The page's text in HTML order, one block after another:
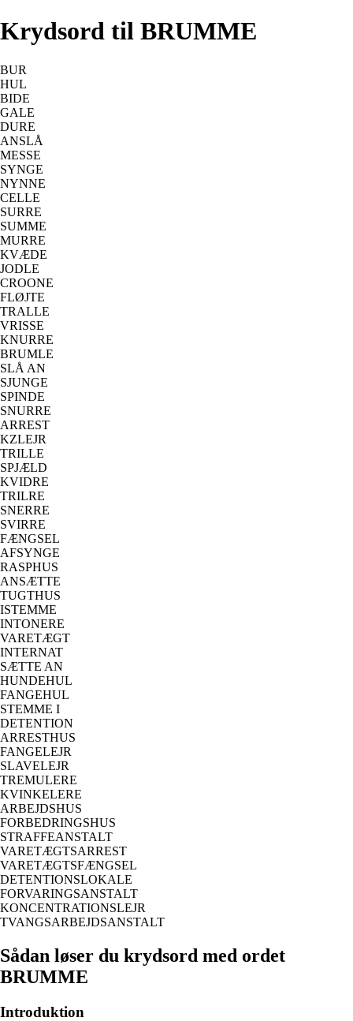
Krydsord til BRUMME
BUR
HUL
BIDE
GALE
DURE
ANSLÅ
MESSE
SYNGE
NYNNE
CELLE
SURRE
SUMME
MURRE
KVÆDE
JODLE
CROONE
FLØJTE
TRALLE
VRISSE
KNURRE
BRUMLE
SLÅ AN
SJUNGE
SPINDE
SNURRE
ARREST
KZLEJR
TRILLE
SPJÆLD
KVIDRE
TRILRE
SNERRE
SVIRRE
FÆNGSEL
AFSYNGE
RASPHUS
ANSÆTTE
TUGTHUS
ISTEMME
INTONERE
VARETÆGT
INTERNAT
SÆTTE AN
HUNDEHUL
FANGEHUL
STEMME I
DETENTION
ARRESTHUS
FANGELEJR
SLAVELEJR
TREMULERE
KVINKELERE
ARBEJDSHUS
FORBEDRINGSHUS
STRAFFEANSTALT
VARETÆGTSARREST
VARETÆGTSFÆNGSEL
DETENTIONSLOKALE
FORVARINGSANSTALT
KONCENTRATIONSLEJR
TVANGSARBEJDSANSTALT
Sådan løser du krydsord med ordet
BRUMME
Introduktion